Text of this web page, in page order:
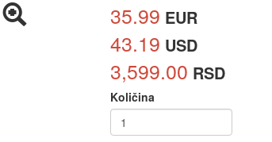
35.99 EUR
43.19 USD
3,599.00 RSD
Količina